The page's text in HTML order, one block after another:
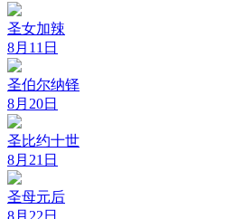
圣女加辣
8月11日
圣伯尔纳铎
8月20日
圣比约十世
8月21日
圣母元后
8月22日